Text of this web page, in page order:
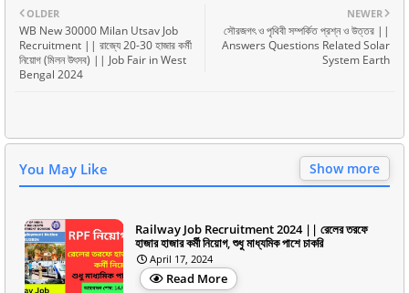
NEWER
সৌরজগৎ ও পৃথিবী সম্পর্কিত প্রশ্ন ও উত্তর ||
Answers Questions Related Solar
System Earth
OLDER
WB New 30000 Milan Utsav Job
Recruitment || রাজ্যে 20-30 হাজার কর্মী
নিয়োগ (মিলন উৎসব) || Job Fair in West
Bengal 2024
You May Like Show more
Railway Job Recruitment 2024 || রেলের তরফে
হাজার হাজার কর্মী নিয়োগ, শুধু মাধ্যমিক পাশে চাকরি
April 17, 2024
Read More